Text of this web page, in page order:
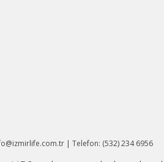
| Telefon: (532) 234 6956